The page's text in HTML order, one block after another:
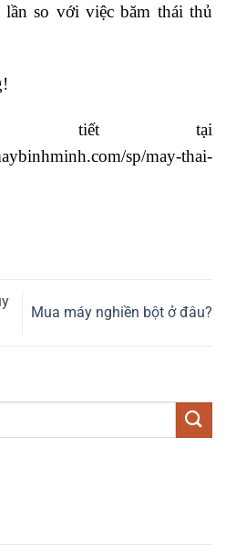
lần so với việc băm thái thủ
tiết tại
sp/may-thai-
Mua máy nghiền bột ở đâu?